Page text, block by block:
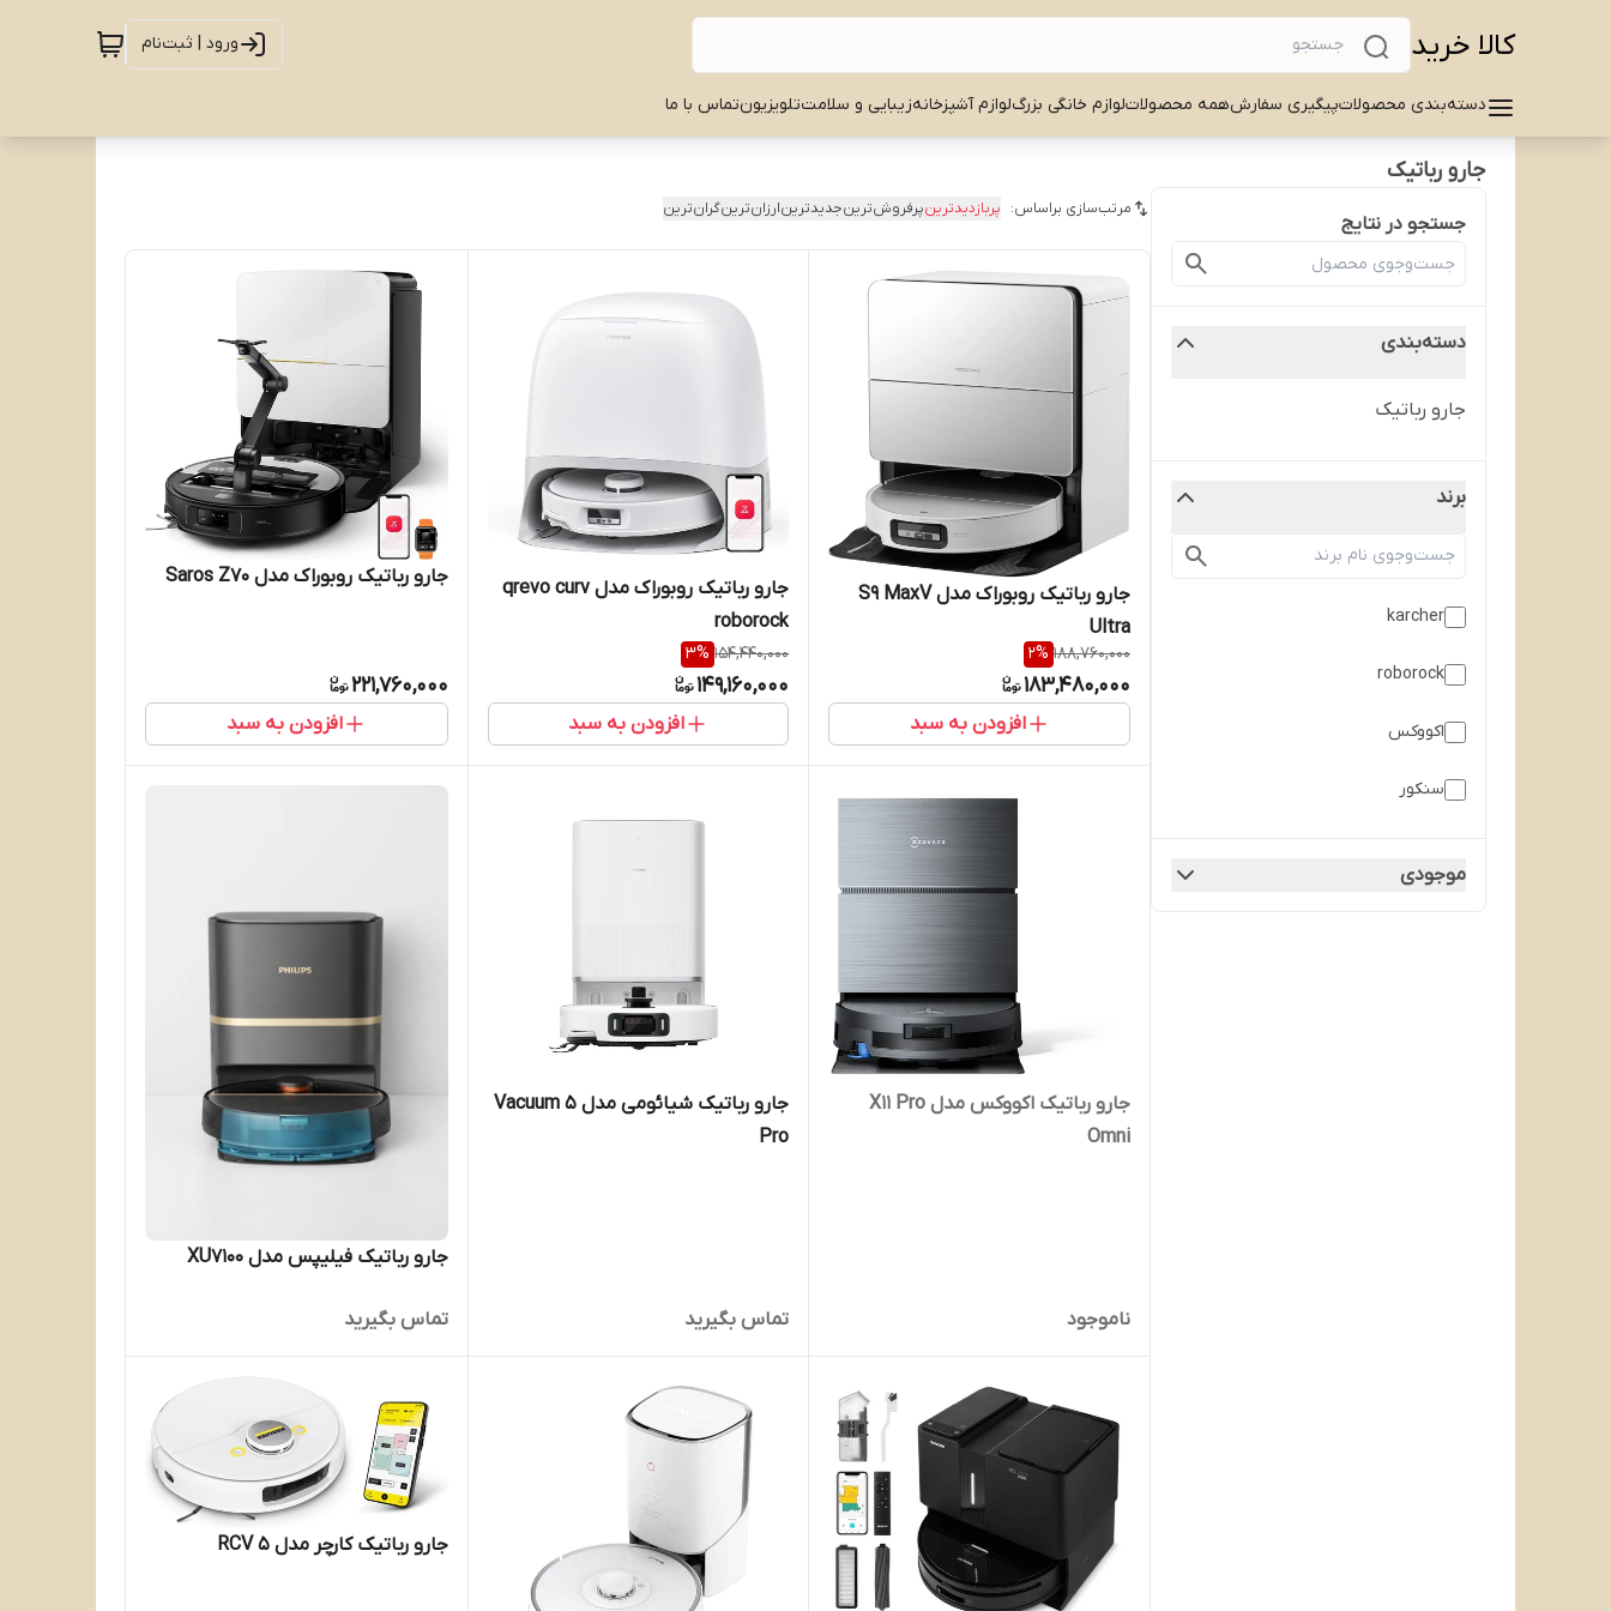
کالا خرید ورود | ثبت‌نام
دسته‌بندی محصولاتپیگیری سفارشهمه محصولاتلوازم خانگی بزرگلوازم آشپزخانهزیبایی و سلامتتلویزیونتماس با ما
جارو رباتیک
جستجو در نتایج
دسته‌بندی
جارو رباتیک
برند
karcher
roborock
اکووکس
سنکور
موجودی
مرتب‌سازی براساس: پربازدیدترینپرفروش‌ترینجدیدترینارزان‌ترینگران‌ترین
جارو رباتیک روبوراک مدل S9 MaxV
Ultra
188,760,000
2%
183,480,000
افزودن به سبد
جارو رباتیک روبوراک مدل qrevo curv
roborock
154,440,000
3%
149,160,000
افزودن به سبد
جارو رباتیک روبوراک مدل Saros Z70
221,760,000
افزودن به سبد
جارو رباتیک اکووکس مدل X11 Pro
Omni
ناموجود
جارو رباتیک شیائومی مدل Vacuum 5
Pro
تماس بگیرید
جارو رباتیک فیلیپس مدل XU7100
تماس بگیرید
جارو رباتیک کارچر مدل RCV 5